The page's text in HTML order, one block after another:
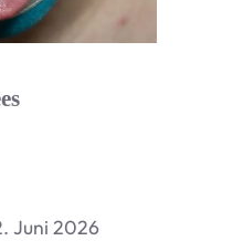
Juni 2026